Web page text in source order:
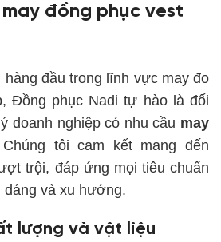
may đồng phục vest
đầu trong lĩnh vực may đo
Đồng phục Nadi tự hào là đối
doanh nghiệp có nhu cầu may
tôi cam kết mang đến
trội, đáp ứng mọi tiêu chuẩn
và xu hướng.
lượng và vật liệu